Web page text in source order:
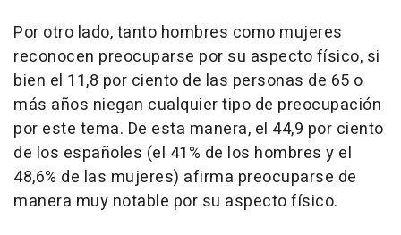
Por otro lado, tanto hombres como mujeres
reconocen preocuparse por su aspecto físico, si
bien el 11,8 por ciento de las personas de 65 o
más años niegan cualquier tipo de preocupación
por este tema. De esta manera, el 44,9 por ciento
de los españoles (el 41% de los hombres y el
48,6% de las mujeres) afirma preocuparse de
manera muy notable por su aspecto físico.